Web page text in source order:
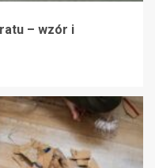
– wzór i